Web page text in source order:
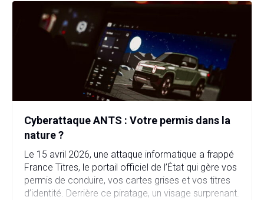
Cyberattaque ANTS : Votre permis dans la
nature ?
Le 15 avril 2026, une attaque informatique a frappé
France Titres, le portail officiel de l’État qui gère vos
permis de conduire, vos cartes grises et vos titres
d’identité. Derrière ce piratage, un visage surprenant.